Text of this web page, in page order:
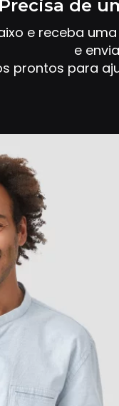
Precisa de
e receba
e
prontos para